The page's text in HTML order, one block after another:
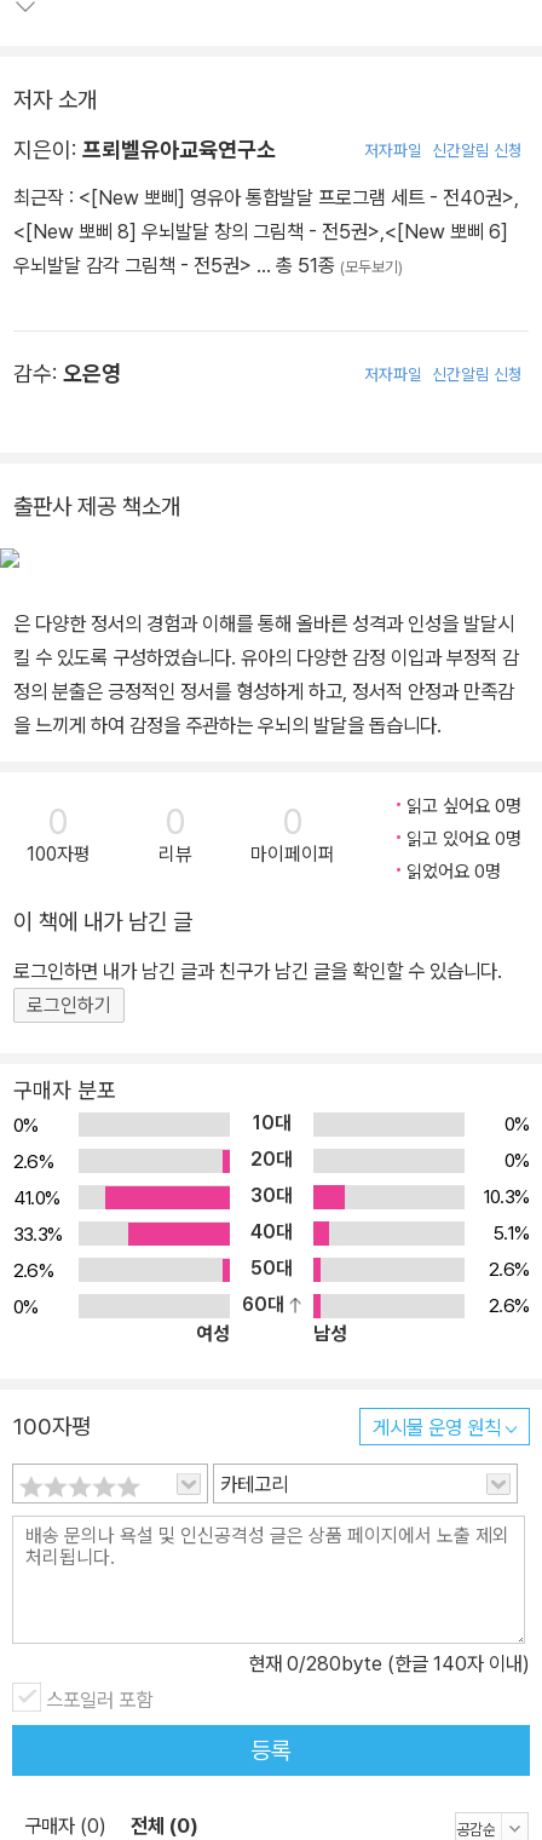
저자 소개
지은이: 프뢰벨유아교육연구소 저자파일 신간알림 신청
최근작 : <[New 뽀삐] 영유아 통합발달 프로그램 세트 - 전40권>,
<[New 뽀삐 8] 우뇌발달 창의 그림책 - 전5권>,<[New 뽀삐 6]
우뇌발달 감각 그림책 - 전5권> … 총 51종 (모두보기)
감수: 오은영 저자파일 신간알림 신청
출판사 제공 책소개
은 다양한 정서의 경험과 이해를 통해 올바른 성격과 인성을 발달시
킬 수 있도록 구성하였습니다. 유아의 다양한 감정 이입과 부정적 감
정의 분출은 긍정적인 정서를 형성하게 하고, 정서적 안정과 만족감
을 느끼게 하여 감정을 주관하는 우뇌의 발달을 돕습니다.
0
100자평
0
리뷰
0
마이페이퍼
읽고 싶어요 0명
읽고 있어요 0명
읽었어요 0명
이 책에 내가 남긴 글
로그인하면 내가 남긴 글과 친구가 남긴 글을 확인할 수 있습니다.
로그인하기
구매자 분포
0% 10대
0%
2.6%
20대
0%
41.0%
30대
10.3%
33.3%
40대
5.1%
2.6%
50대
2.6%
0%
60대
2.6%
여성
남성
100자평 게시물 운영 원칙
카테고리
현재 0/280byte (한글 140자 이내)
스포일러 포함
등록
구매자 (0) 전체 (0)